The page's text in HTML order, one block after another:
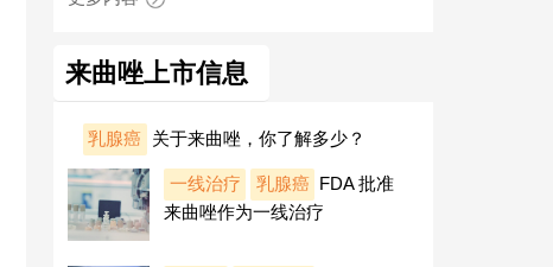
来曲唑上市信息
乳腺癌 关于来曲唑，你了解多少？
一线治疗 乳腺癌 FDA 批准
来曲唑作为一线治疗